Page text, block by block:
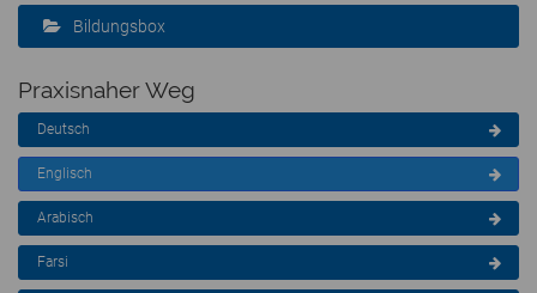
Bildungsbox
Praxisnaher Weg
Deutsch
Englisch
Arabisch
Farsi